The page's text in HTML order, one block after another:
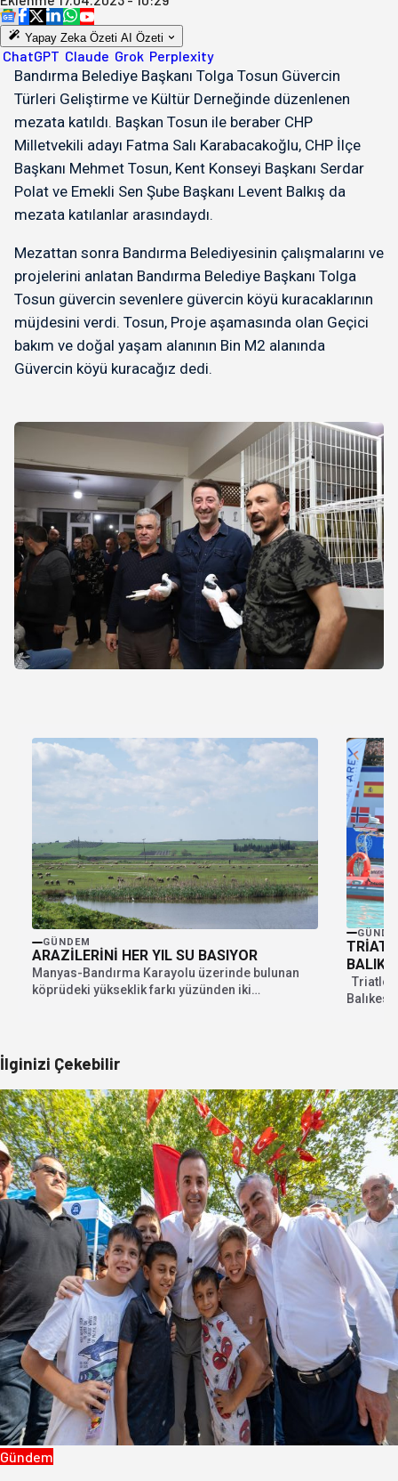
Yapay Zeka Özeti AI Özeti
ChatGPT Claude Grok Perplexity
Bandırma Belediye Başkanı Tolga Tosun Güvercin
Türleri Geliştirme ve Kültür Derneğinde düzenlenen
mezata katıldı. Başkan Tosun ile beraber CHP
Milletvekili adayı Fatma Salı Karabacakoğlu, CHP İlçe
Başkanı Mehmet Tosun, Kent Konseyi Başkanı Serdar
Polat ve Emekli Sen Şube Başkanı Levent Balkış da
mezata katılanlar arasındaydı.
Mezattan sonra Bandırma Belediyesinin çalışmalarını ve
projelerini anlatan Bandırma Belediye Başkanı Tolga
Tosun güvercin sevenlere güvercin köyü kuracaklarının
müjdesini verdi. Tosun, Proje aşamasında olan Geçici
bakım ve doğal yaşam alanının Bin M2 alanında
Güvercin köyü kuracağız dedi.
GÜNDEM
ARAZİLERİNİ HER YIL SU BASIYOR
Manyas-Bandırma Karayolu üzerinde bulunan
köprüdeki yükseklik farkı yüzünden iki
Triatlon
İlginizi Çekebilir
Gündem